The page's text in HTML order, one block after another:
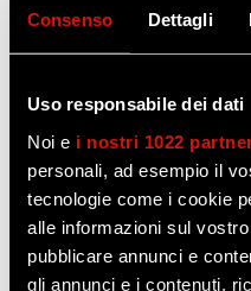
Consenso Dettagli
Uso responsabile dei dati
Noi e i nostri 1022
personali, ad esempio il
tecnologie come i cookie
alle informazioni sul
pubblicare annunci e
gli annunci e i contenuti,
in attacco e 4 muri.
50% di efficacia in
Il match
Il maniout di
si intuisce come
intensità e con
e la Sir è avanti 2-0.
Plotnytskyi risponde